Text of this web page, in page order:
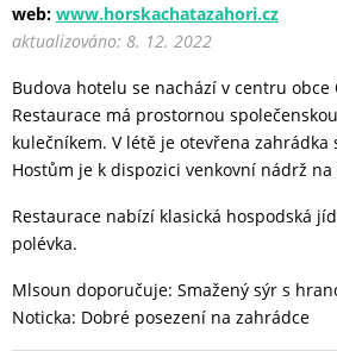
web: www.horskachatazahori.cz
aktualizováno: 8. 12. 2022
Budova hotelu se nachází v centru obce
Restaurace má prostornou
kulečníkem. V létě je otevřena zahrádka
Hostům je k dispozici venkovní nádrž
Restaurace nabízí klasická hospodská
polévka.
Mlsoun doporučuje: Smažený sýr s
Noticka: Dobré posezení na zahrádce